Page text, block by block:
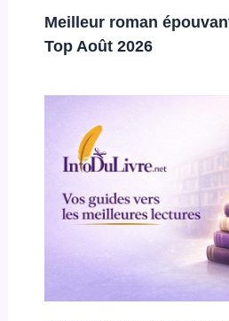
Meilleur roman
Top Août 2026